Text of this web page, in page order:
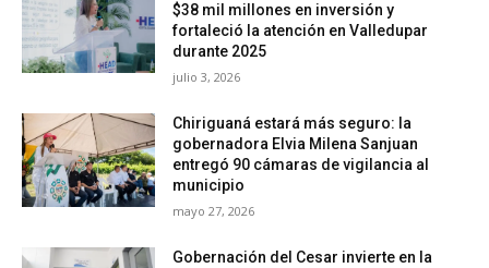
$38 mil millones en inversión y
fortaleció la atención en Valledupar
durante 2025
julio 3, 2026
Chiriguaná estará más seguro: la
gobernadora Elvia Milena Sanjuan
entregó 90 cámaras de vigilancia al
municipio
mayo 27, 2026
Gobernación del Cesar invierte en la